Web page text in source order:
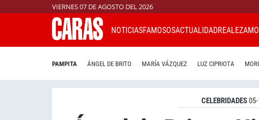
VIERNES 07 DE AGOSTO DEL 2026
NOTICIASFAMOSOSACTUALIDADREALEZA
PAMPITA ÁNGEL DE BRITO MARÍA VÁZQUEZ LUZ CIPRIOTA
CELEBRIDADES